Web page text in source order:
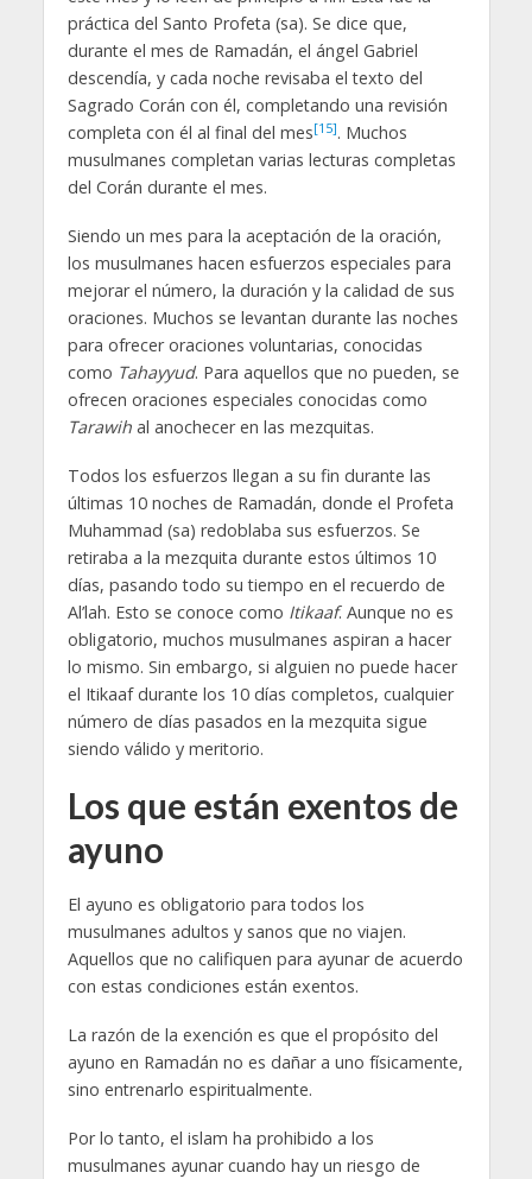
práctica del Santo Profeta (sa). Se dice que,
durante el mes de Ramadán, el ángel Gabriel
descendía, y cada noche revisaba el texto del
Sagrado Corán con él, completando una revisión
completa con él al final del mes[15]. Muchos
musulmanes completan varias lecturas completas
del Corán durante el mes.
Siendo un mes para la aceptación de la oración,
los musulmanes hacen esfuerzos especiales para
mejorar el número, la duración y la calidad de sus
oraciones. Muchos se levantan durante las noches
para ofrecer oraciones voluntarias, conocidas
como Tahayyud. Para aquellos que no pueden, se
ofrecen oraciones especiales conocidas como
Tarawihal anochecer en las mezquitas.
Todos los esfuerzos llegan a su fin durante las
últimas 10 noches de Ramadán, donde el Profeta
Muhammad (sa) redoblaba sus esfuerzos. Se
retiraba a la mezquita durante estos últimos 10
días, pasando todo su tiempo en el recuerdo de
Al’lah. Esto se conoce como Itikaaf. Aunque no es
obligatorio, muchos musulmanes aspiran a hacer
lo mismo. Sin embargo, si alguien no puede hacer
el Itikaaf durante los 10 días completos, cualquier
número de días pasados en la mezquita sigue
siendo válido y meritorio.
Los que están exentos de
ayuno
El ayuno es obligatorio para todos los
musulmanes adultos y sanos que no viajen.
Aquellos que no califiquen para ayunar de acuerdo
con estas condiciones están exentos.
La razón de la exención es que el propósito del
ayuno en Ramadán no es dañar a uno físicamente,
sino entrenarlo espiritualmente.
Por lo tanto, el islam ha prohibido a los
musulmanes ayunar cuando hay un riesgo de